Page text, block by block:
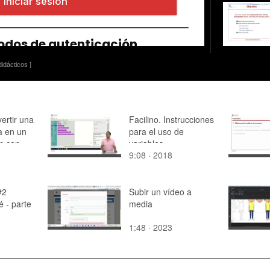
]
una
en un
con
Facilino. Instrucciones
para el uso de
variables
9:08 · 2018
- parte
Subir un vídeo a
media
1:48 · 2023